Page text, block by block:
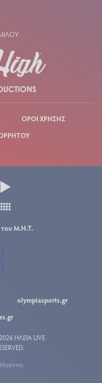
ΟΡΟΙ ΧΡΗΣΗΣ
Μ.Η.Τ.
olympiasports.gr
ΗΛΕΙΑ LIVE.
Nuevvo.